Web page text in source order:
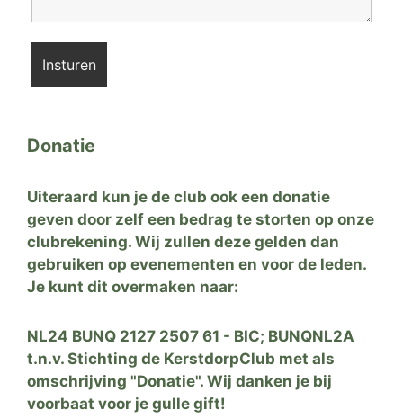
Donatie
Uiteraard kun je de club ook een donatie
geven door zelf een bedrag te storten op onze
clubrekening. Wij zullen deze gelden dan
gebruiken op evenementen en voor de leden.
Je kunt dit overmaken naar:
NL24 BUNQ 2127 2507 61 - BIC; BUNQNL2A
t.n.v. Stichting de KerstdorpClub met als
omschrijving "Donatie". Wij danken je bij
voorbaat voor je gulle gift!